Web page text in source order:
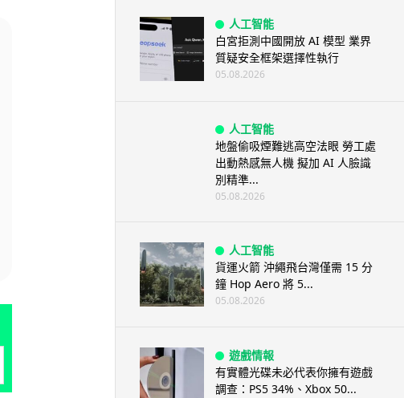
人工智能
白宮拒測中國開放 AI 模型 業界
質疑安全框架選擇性執行
05.08.2026
人工智能
地盤偷吸煙難逃高空法眼 勞工處
出動熱感無人機 擬加 AI 人臉識
別精準...
05.08.2026
人工智能
貨運火箭 沖繩飛台灣僅需 15 分
鐘 Hop Aero 將 5...
05.08.2026
遊戲情報
有實體光碟未必代表你擁有遊戲
調查：PS5 34%、Xbox 50...